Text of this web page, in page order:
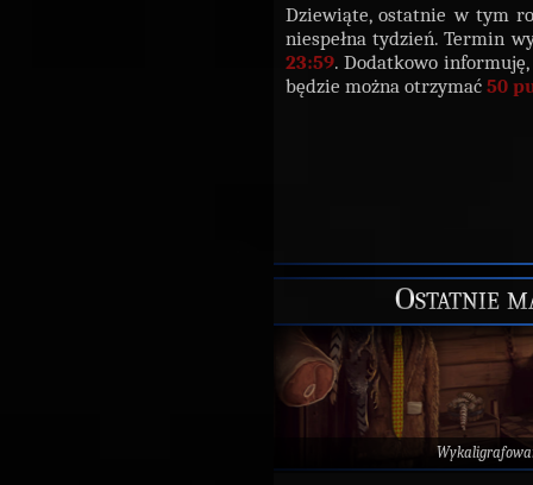
Dziewiąte, ostatnie w tym
niespełna tydzień. Termin
23:59. Dodatkowo
będzie można otrzymać 50
Ostatnie